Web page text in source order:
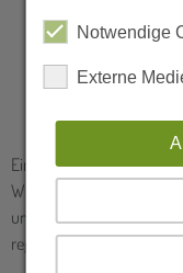
Ein wichtiger Bestandteil
Wittgenstein ist die
und Exkursionen können
regionalen
Notwendige
Externe